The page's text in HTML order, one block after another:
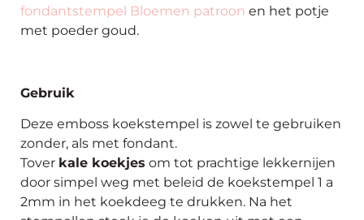
fondantstempel Bloemen patroon en het potje
met poeder goud.
Gebruik
Deze emboss koekstempel is zowel te gebruiken
zonder, als met fondant.
Tover kale koekjes om tot prachtige lekkernijen
door simpel weg met beleid de koekstempel 1 a
2mm in het koekdeeg te drukken. Na het